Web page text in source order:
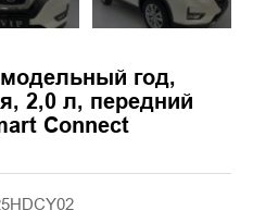
год,
2,0 л, передний
Connect